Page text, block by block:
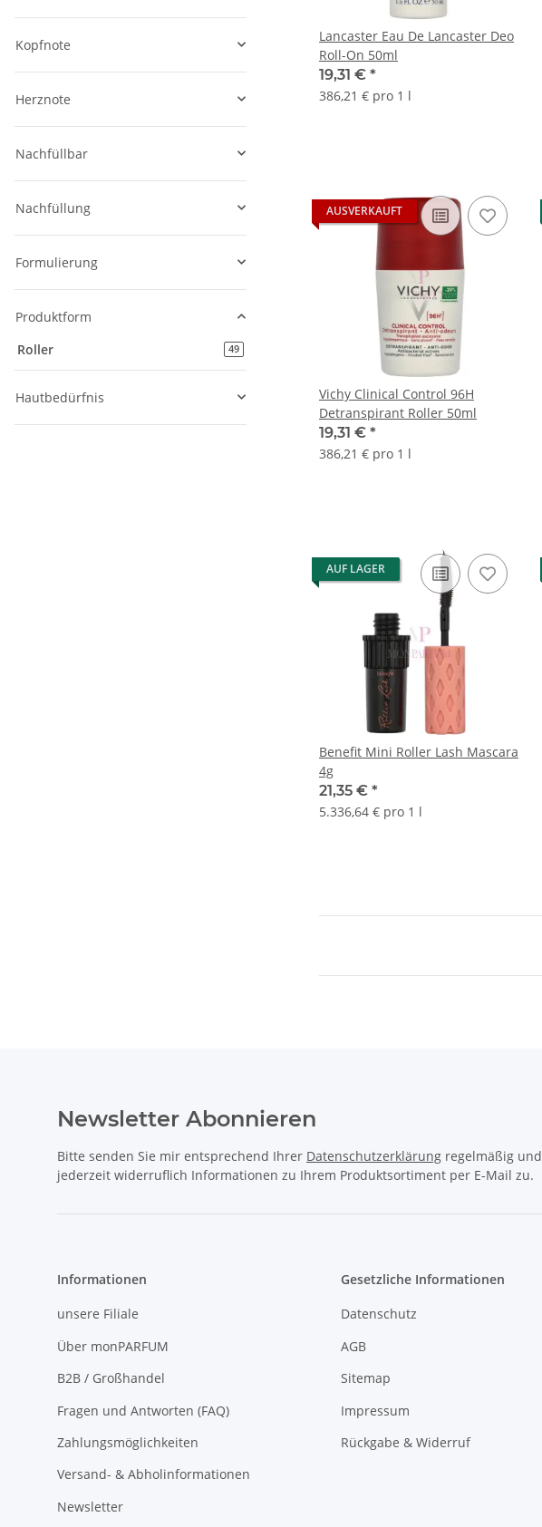
Lancaster Eau De Lancaster Deo
Roll-On 50ml
19,31 € *
386,21 € pro 1 l
AUSVERKAUFT
Vichy Clinical Control 96H
Detranspirant Roller 50ml
19,31 € *
386,21 € pro 1 l
AUF LAGER
Benefit Mini Roller Lash Mascara
4g
21,35 € *
5.336,64 € pro 1 l
Kopfnote
Herznote
Nachfüllbar
Nachfüllung
Formulierung
Produktform
Roller
49Artikel gefunden
Hautbedürfnis
Newsletter Abonnieren
Bitte senden Sie mir entsprechend Ihrer Datenschutzerklärung regelmäßig und
jederzeit widerruflich Informationen zu Ihrem Produktsortiment per E-Mail zu.
Informationen
unsere Filiale
Über monPARFUM
B2B / Großhandel
Fragen und Antworten (FAQ)
Zahlungsmöglichkeiten
Versand- & Abholinformationen
Newsletter
Gesetzliche Informationen
Datenschutz
AGB
Sitemap
Impressum
Rückgabe & Widerruf